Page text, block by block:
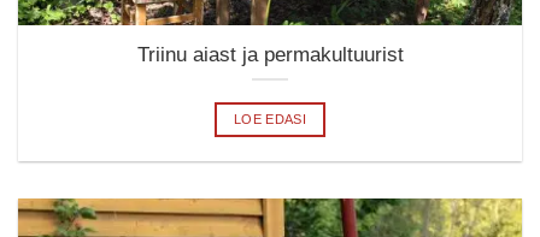
Triinu aiast ja permakultuurist
LOE EDASI